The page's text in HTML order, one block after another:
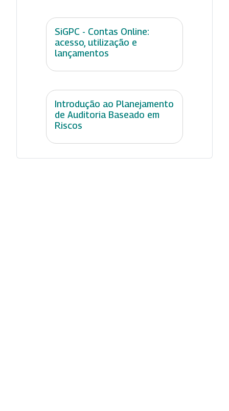
SiGPC - Contas Online:
acesso, utilização e
lançamentos
Introdução ao Planejamento
de Auditoria Baseado em
Riscos